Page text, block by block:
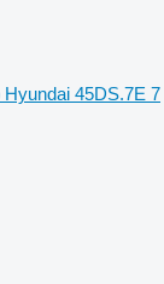
45DS.7E 7